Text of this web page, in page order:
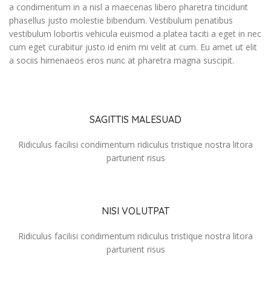
a condimentum in a nisl a maecenas libero pharetra tincidunt
phasellus justo molestie bibendum. Vestibulum penatibus
vestibulum lobortis vehicula euismod a platea taciti a eget in nec
cum eget curabitur justo id enim mi velit at cum. Eu amet ut elit
a sociis himenaeos eros nunc at pharetra magna suscipit.
SAGITTIS MALESUAD
Ridiculus facilisi condimentum ridiculus tristique nostra litora
parturient risus
NISI VOLUTPAT
Ridiculus facilisi condimentum ridiculus tristique nostra litora
parturient risus